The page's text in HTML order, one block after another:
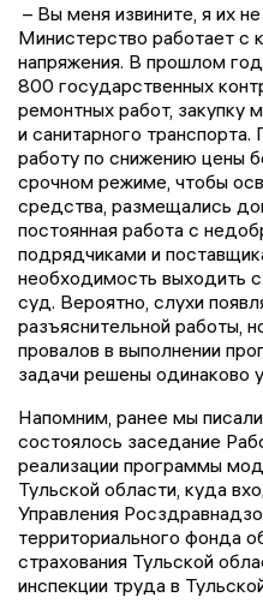
– Вы меня извините, я их
Министерство работает с
напряжения. В прошлом
800 государственных
ремонтных работ, закупку
и санитарного
работу по снижению цены
срочном режиме, чтобы
средства, размещались
постоянная работа с
подрядчиками и
необходимость выходить
суд. Вероятно, слухи
разъяснительной работы,
провалов в выполнении
задачи решены одинаково
Напомним, ранее мы
состоялось заседание
реализации программы
Тульской области, куда
Управления
территориального фонда
страхования Тульской
инспекции труда в